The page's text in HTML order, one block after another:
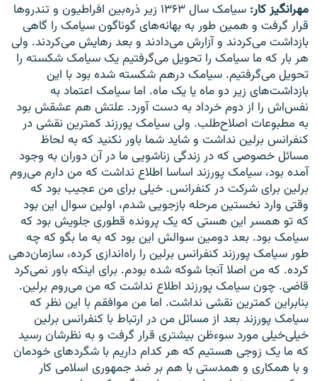
مهرانگیز کار:
سیامک سال ۱۳۶۳ زیر ذره‌بین افراطیون و تندرو‌ها
قرار گرفت و همین طور به بهانه‌های گوناگون سیامک را گاهی
بازداشت می‌کردند و آزارش می‌دادند و بعد ر‌هایش می‌کردند. ولی
هر بار که ما سیامک را تحویل می‌گرفتیم یک سیامک شکسته را
تحویل می‌گرفتیم. سیامک درهم شکسته شده بود با این
بازداشت‌های زیر دو ماه یا یک ماه. اما سیامک اعتماد به
نفس‌اش را از دوم خرداد به دست آورد. علتش هم عشقش بود
به مطبوعات اصلاح‌طلب. ولی سیامک پورزند کمترین نقشی در
کنفرانس برلین نداشت و شاید شما باور نکنید که به لحاظ
مسائل خصوصی که در زندگی زناشویی ما در آن دوران به وجود
آمده بود، سیامک پورزند اساسا اطلاع نداشت که من دارم می‌روم
برلین برای شرکت در کنفرانس. خیلی برای من عجیب بود که
وقتی وارد نخستین مرحله بازجویی شدم، اولین سوال این بود
که تو همسر این هستی که یک پرونده قطوری جلویش بود که
سیامک بود. بعد دومین سوالش این بود که به ما بگو که چه
طور سیامک پورزند کنفرانس برلین را راه‌اندازی کرده، سازمان‌دهی
کرده. که من اصلا آنجا شوکه شده بودم. برای اینکه باور نمی‌کرد
قاضی. چون سیامک پورزند اطلاع نداشت که من می‌روم برلین.
بنابراین کمترین نقشی نداشت. اما من موافقم با این نظر که
سیامک پورزند بعد از مسائل من در ارتباط با کنفرانس برلین
خیلی‌خیلی مورد سوء‌ظن بیشتری قرار گرفت و به نظرشان رسید
که ما یک زوجی هستیم که هر کدام داریم با شگردهای خودمان
و با همکاری و همدستی با هم بر ضد جمهوری اسلامی کار